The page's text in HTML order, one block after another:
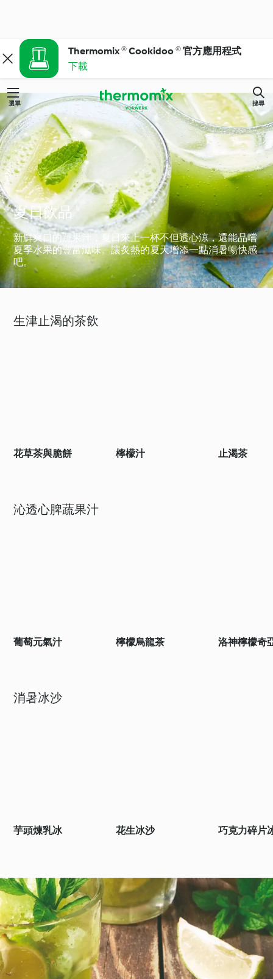
Thermomix ® Cookidoo ® 官方應用程式
下載
選單 搜尋
夏日飲品
新鮮爽口的蔬果汁，夏日來上一杯不但透心涼，還能品嚐
夏季水果的豐富滋味。讓炙熱的夏天增添一點消暑暢快感
吧。
生津止渴的茶飲
花草茶與脆餅 檸檬汁 止渴茶
沁透心脾蔬果汁
葡萄元氣汁 檸檬烏龍茶 洛神檸檬奇
消暑冰沙
芋頭煉乳冰 花生冰沙 巧克力碎片